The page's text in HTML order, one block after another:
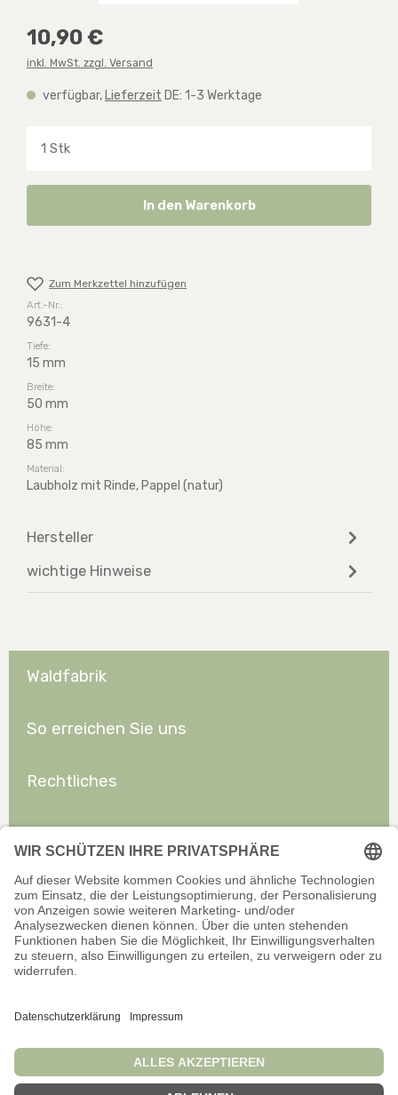
Regulärer Preis:
10,90 €
inkl. MwSt. zzgl. Versand
verfügbar, Lieferzeit DE: 1-3 Werktage
In den Warenkorb
Zum Merkzettel hinzufügen
Art.-Nr.:
9631-4
Tiefe:
15 mm
Breite:
50 mm
Höhe:
85 mm
Material:
Laubholz mit Rinde, Pappel (natur)
Hersteller
wichtige Hinweise
Waldfabrik
So erreichen Sie uns
Rechtliches
Offizieller Onlineshop für Privatkunden. Alle Preise inkl. gesetzl.
Wir sind stets bemüht, aktuelle und vollständige Informationen auf